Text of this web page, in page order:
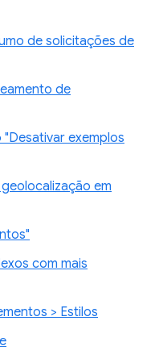
de solicitações de
de
exemplos
em
com mais
> Estilos